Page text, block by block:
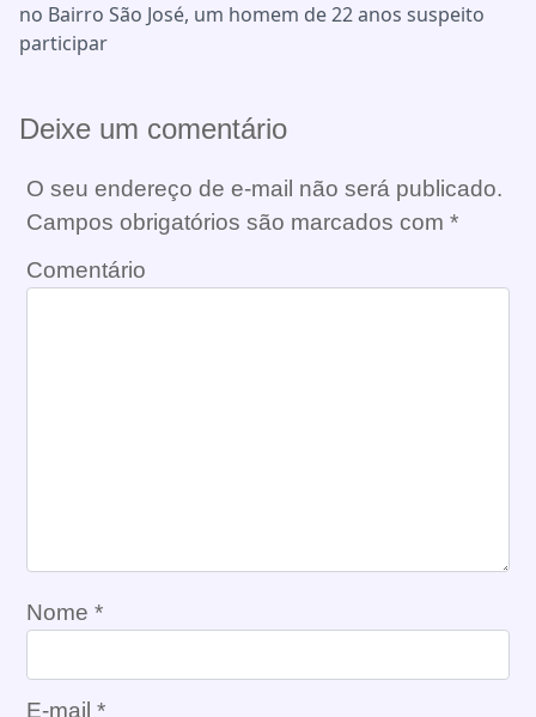
no Bairro São José, um homem de 22 anos suspeito
participar
Deixe um comentário
O seu endereço de e-mail não será publicado.
Campos obrigatórios são marcados com *
Comentário
Nome *
E-mail *